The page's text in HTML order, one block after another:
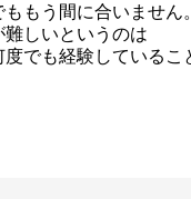
もう間に合いません。
しいというのは
でも経験しているこ